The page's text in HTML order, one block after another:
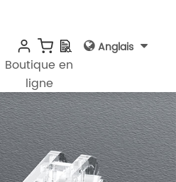
Boutique en
ligne
Anglais